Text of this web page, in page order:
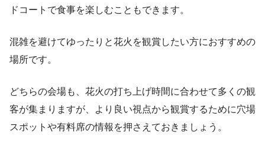
ドコートで食事を楽しむこともできます。
混雑を避けてゆったりと花火を観賞したい方におすすめの
場所です。
どちらの会場も、花火の打ち上げ時間に合わせて多くの観
客が集まりますが、より良い視点から観賞するために穴場
スポットや有料席の情報を押さえておきましょう。